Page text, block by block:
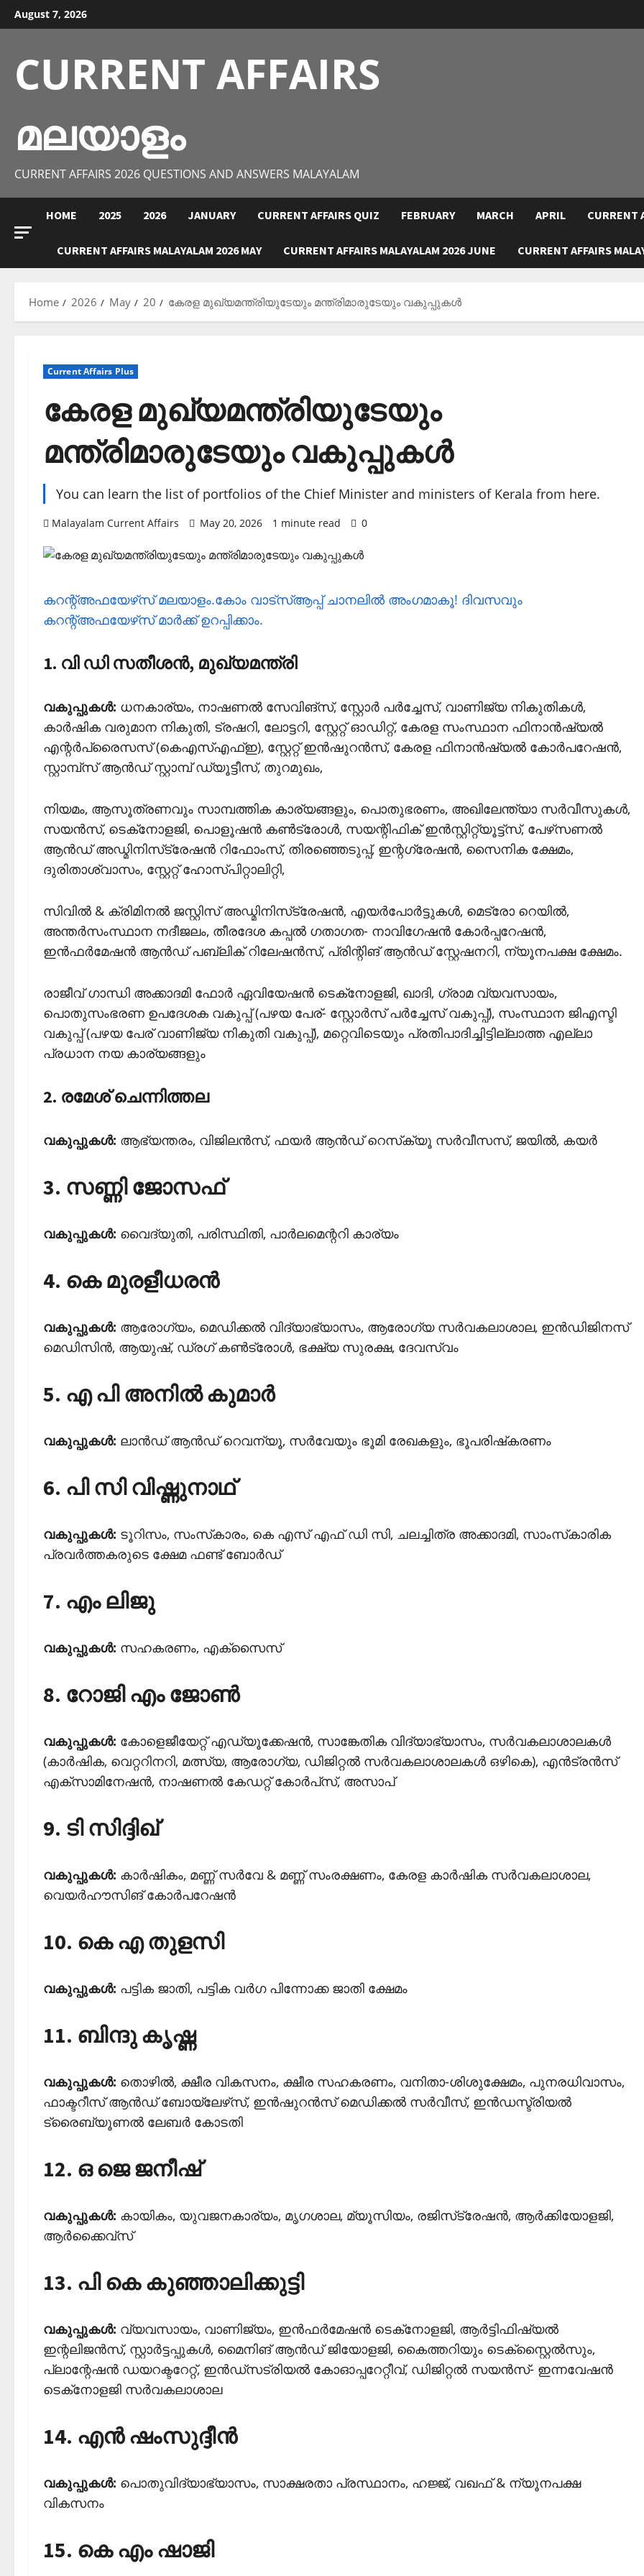
Skip
to
August 7, 2026
CURRENT AFFAIRS
മലയാളം
CURRENT AFFAIRS 2026 QUESTIONS AND ANSWERS MALAYALAM
HOME 2025 2026 JANUARY CURRENT AFFAIRS QUIZ FEBRUARY MARCH APRIL CURRENT
CURRENT AFFAIRS MALAYALAM 2026 MAY CURRENT AFFAIRS MALAYALAM 2026 JUNE CURRENT AFFAIRS
Home 2026 May 20 കേരള മുഖ്യമന്ത്രിയുടേയും മന്ത്രിമാരുടേയും വകുപ്പുകള്‍
Current Affairs Plus
കേരള മുഖ്യമന്ത്രിയുടേയും
മന്ത്രിമാരുടേയും വകുപ്പുകള്‍
You can learn the list of portfolios of the Chief Minister and ministers of Kerala from here.
Malayalam Current Affairs May 20, 2026 1 minute read 0
കറന്റ്അഫയേഴ്‌സ് മലയാളം.കോം വാട്‌സ്ആപ്പ് ചാനലില്‍ അംഗമാകൂ! ദിവസവും
കറന്റ്അഫയേഴ്‌സ് മാര്‍ക്ക് ഉറപ്പിക്കാം.
1. വി ഡി സതീശന്‍, മുഖ്യമന്ത്രി
വകുപ്പുകള്‍: ധനകാര്യം, നാഷണല്‍ സേവിങ്‌സ്, സ്റ്റോര്‍ പര്‍ച്ചേസ്, വാണിജ്യ നികുതികള്‍,
കാര്‍ഷിക വരുമാന നികുതി, ട്രഷറി, ലോട്ടറി, സ്റ്റേറ്റ് ഓഡിറ്റ്, കേരള സംസ്ഥാന ഫിനാന്‍ഷ്യല്‍
എന്റര്‍പ്രൈസസ് (കെഎസ്എഫ്ഇ), സ്റ്റേറ്റ് ഇന്‍ഷുറന്‍സ്, കേരള ഫിനാന്‍ഷ്യല്‍ കോര്‍പറേഷന്‍,
സ്റ്റാമ്പ്‌സ് ആന്‍ഡ് സ്റ്റാമ്പ് ഡ്യൂട്ടീസ്, തുറമുഖം,
നിയമം, ആസൂത്രണവും സാമ്പത്തിക കാര്യങ്ങളും, പൊതുഭരണം, അഖിലേന്ത്യാ സര്‍വീസുകള്‍,
സയന്‍സ്, ടെക്‌നോളജി, പൊളൂഷന്‍ കണ്‍ട്രോള്‍, സയന്റിഫിക് ഇന്‍സ്റ്റിറ്റ്യൂട്ട്‌സ്, പേഴ്‌സണല്‍
ആന്‍ഡ് അഡ്മിനിസ്‌ട്രേഷന്‍ റിഫോംസ്, തിരഞ്ഞെടുപ്പ്, ഇന്റഗ്രേഷന്‍, സൈനിക ക്ഷേമം,
ദുരിതാശ്വാസം, സ്റ്റേറ്റ് ഹോസ്പിറ്റാലിറ്റി,
സിവില്‍ & ക്രിമിനല്‍ ജസ്റ്റിസ് അഡ്മിനിസ്‌ട്രേഷന്‍, എയര്‍പോര്‍ട്ടുകള്‍, മെട്രോ റെയില്‍,
അന്തര്‍സംസ്ഥാന നദീജലം, തീരദേശ കപ്പല്‍ ഗതാഗത- നാവിഗേഷന്‍ കോര്‍പ്പറേഷന്‍,
ഇന്‍ഫര്‍മേഷന്‍ ആന്‍ഡ് പബ്ലിക് റിലേഷന്‍സ്, പ്രിന്റിങ് ആന്‍ഡ് സ്റ്റേഷനറി, ന്യൂനപക്ഷ ക്ഷേമം.
രാജീവ് ഗാന്ധി അക്കാദമി ഫോര്‍ ഏവിയേഷന്‍ ടെക്‌നോളജി, ഖാദി, ഗ്രാമ വ്യവസായം,
പൊതുസംഭരണ ഉപദേശക വകുപ്പ് (പഴയ പേര്- സ്റ്റോര്‍സ് പര്‍ച്ചേസ് വകുപ്പ്), സംസ്ഥാന ജിഎസ്ടി
വകുപ്പ് (പഴയ പേര് വാണിജ്യ നികുതി വകുപ്പ്), മറ്റെവിടെയും പ്രതിപാദിച്ചിട്ടില്ലാത്ത എല്ലാ
പ്രധാന നയ കാര്യങ്ങളും
2. രമേശ് ചെന്നിത്തല
വകുപ്പുകള്‍: ആഭ്യന്തരം, വിജിലന്‍സ്, ഫയര്‍ ആന്‍ഡ് റെസ്‌ക്യൂ സര്‍വീസസ്, ജയില്‍, കയര്‍
3. സണ്ണി ജോസഫ്
വകുപ്പുകള്‍: വൈദ്യുതി, പരിസ്ഥിതി, പാര്‍ലമെന്ററി കാര്യം
4. കെ മുരളീധരന്‍
വകുപ്പുകള്‍: ആരോഗ്യം, മെഡിക്കല്‍ വിദ്യാഭ്യാസം, ആരോഗ്യ സര്‍വകലാശാല, ഇന്‍ഡിജിനസ്
മെഡിസിന്‍, ആയുഷ്, ഡ്രഗ് കണ്‍ട്രോള്‍, ഭക്ഷ്യ സുരക്ഷ, ദേവസ്വം
5. എ പി അനില്‍ കുമാര്‍
വകുപ്പുകള്‍: ലാന്‍ഡ് ആന്‍ഡ് റെവന്യൂ, സര്‍വേയും ഭൂമി രേഖകളും, ഭൂപരിഷ്‌കരണം
6. പി സി വിഷ്ണുനാഥ്
വകുപ്പുകള്‍: ടൂറിസം, സംസ്‌കാരം, കെ എസ് എഫ് ഡി സി, ചലച്ചിത്ര അക്കാദമി, സാംസ്‌കാരിക
പ്രവര്‍ത്തകരുടെ ക്ഷേമ ഫണ്ട് ബോര്‍ഡ്
7. എം ലിജു
വകുപ്പുകള്‍: സഹകരണം, എക്‌സൈസ്
8. റോജി എം ജോണ്‍
വകുപ്പുകള്‍: കോളെജീയേറ്റ് എഡ്യൂക്കേഷന്‍, സാങ്കേതിക വിദ്യാഭ്യാസം, സര്‍വകലാശാലകള്‍
(കാര്‍ഷിക, വെറ്ററിനറി, മത്സ്യ, ആരോഗ്യ, ഡിജിറ്റല്‍ സര്‍വകലാശാലകള്‍ ഒഴികെ), എന്‍ട്രന്‍സ്
എക്‌സാമിനേഷന്‍, നാഷണല്‍ കേഡറ്റ് കോര്‍പ്‌സ്, അസാപ്
9. ടി സിദ്ദിഖ്
വകുപ്പുകള്‍: കാര്‍ഷികം, മണ്ണ് സര്‍വേ & മണ്ണ് സംരക്ഷണം, കേരള കാര്‍ഷിക സര്‍വകലാശാല,
വെയര്‍ഹൗസിങ് കോര്‍പറേഷന്‍
10. കെ എ തുളസി
വകുപ്പുകള്‍: പട്ടിക ജാതി, പട്ടിക വര്‍ഗ പിന്നോക്ക ജാതി ക്ഷേമം
11. ബിന്ദു കൃഷ്ണ
വകുപ്പുകള്‍: തൊഴില്‍, ക്ഷീര വികസനം, ക്ഷീര സഹകരണം, വനിതാ-ശിശുക്ഷേമം, പുനരധിവാസം,
ഫാക്ടറീസ് ആന്‍ഡ് ബോയ്‌ലേഴ്‌സ്, ഇന്‍ഷുറന്‍സ് മെഡിക്കല്‍ സര്‍വീസ്, ഇന്‍ഡസ്ട്രിയല്‍
ട്രൈബ്യൂണല്‍ ലേബര്‍ കോടതി
12. ഒ ജെ ജനീഷ്
വകുപ്പുകള്‍: കായികം, യുവജനകാര്യം, മൃഗശാല, മ്യൂസിയം, രജിസ്‌ട്രേഷന്‍, ആര്‍ക്കിയോളജി,
ആര്‍ക്കൈവ്‌സ്
13. പി കെ കുഞ്ഞാലിക്കുട്ടി
വകുപ്പുകള്‍: വ്യവസായം, വാണിജ്യം, ഇന്‍ഫര്‍മേഷന്‍ ടെക്‌നോളജി, ആര്‍ട്ടിഫിഷ്യല്‍
ഇന്റലിജന്‍സ്, സ്റ്റാര്‍ട്ടപ്പുകള്‍, മൈനിങ് ആന്‍ഡ് ജിയോളജി, കൈത്തറിയും ടെക്‌സ്റ്റൈല്‍സും,
പ്ലാന്റേഷന്‍ ഡയറക്ടറേറ്റ്, ഇന്‍ഡ്‌സട്രിയല്‍ കോഓപ്പറേറ്റീവ്, ഡിജിറ്റല്‍ സയന്‍സ്- ഇന്നവേഷന്‍
ടെക്‌നോളജി സര്‍വകലാശാല
14. എന്‍ ഷംസുദ്ദീന്‍
വകുപ്പുകള്‍: പൊതുവിദ്യാഭ്യാസം, സാക്ഷരതാ പ്രസ്ഥാനം, ഹജ്ജ്, വഖഫ് & ന്യൂനപക്ഷ
വികസനം
15. കെ എം ഷാജി